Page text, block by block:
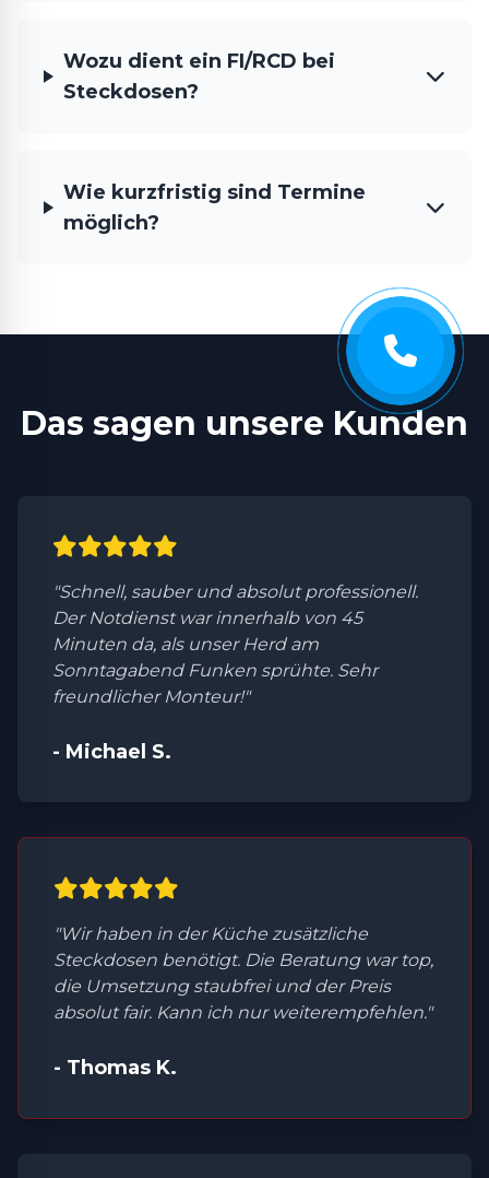
Wozu dient ein FI/RCD bei
Steckdosen?
Wie kurzfristig sind Termine
möglich?
Das sagen unsere Kunden
"Schnell, sauber und absolut professionell.
Der Notdienst war innerhalb von 45
Minuten da, als unser Herd am
Sonntagabend Funken sprühte. Sehr
freundlicher Monteur!"
- Michael S.
"Wir haben in der Küche zusätzliche
Steckdosen benötigt. Die Beratung war top,
die Umsetzung staubfrei und der Preis
absolut fair. Kann ich nur weiterempfehlen."
- Thomas K.